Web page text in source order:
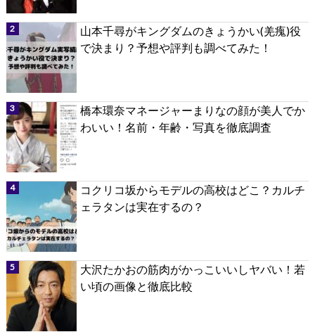
山本千尋がキングダムのきょうかい(羌瘣)役
で決まり？予想や評判も調べてみた！
橋本環奈マネージャーまりなの顔が美人でか
わいい！名前・年齢・写真を徹底調査
コクリコ坂からモデルの高校はどこ？カルチ
ェラタンは実在するの？
大沢たかおの筋肉がかっこいいしヤバい！若
い頃の画像と徹底比較